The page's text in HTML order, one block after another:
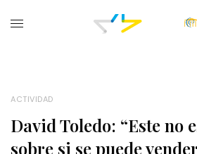
ACTIVIDAD
David Toledo: “Este no
sobre si se puede